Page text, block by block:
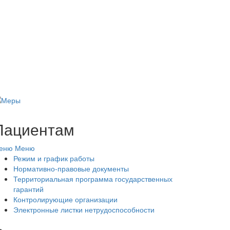
Меню
Режим и график работы
Нормативно-правовые документы
Территориальная программа государственных
гарантий
Контролирующие организации
Электронные листки нетрудоспособности